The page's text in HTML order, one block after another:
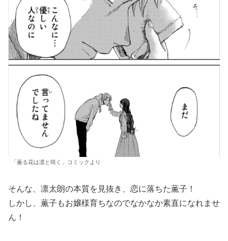
「薫る花は凛と咲く」コミックより
そんな、凛太朗の本質を見抜き、恋に落ちた薫子！
しかし、薫子もお嬢様育ちなのでなかなか素直になれませ
ん！